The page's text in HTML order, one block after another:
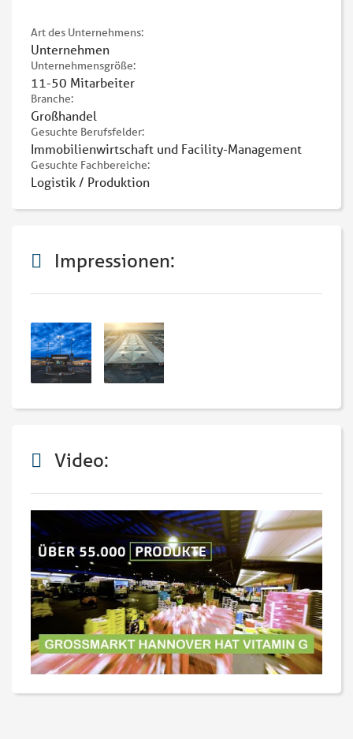
Art des Unternehmens:
Unternehmen
Unternehmensgröße:
11-50 Mitarbeiter
Branche:
Großhandel
Gesuchte Berufsfelder:
Immobilienwirtschaft und Facility-Management
Gesuchte Fachbereiche:
Logistik / Produktion
Impressionen:
Video: